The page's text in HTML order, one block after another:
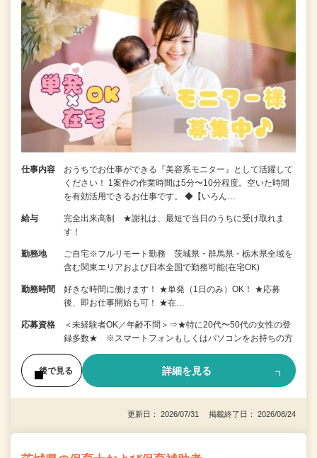
仕事内容
おうちでお仕事ができる『美容系モニター』として活躍して
ください！ 1案件の作業時間は5分〜10分程度。空いた時間
を有効活用できるお仕事です。 ◆【いろん…
給与
完全出来高制 ★謝礼は、最短で当日のうちに受け取れま
す！
勤務地
ご自宅※フルリモート勤務 茨城県・群馬県・栃木県全域を
含む関東エリアおよび日本全国で勤務可能(在宅OK)
勤務時間
好きな時間に働けます！ ★単発（1日のみ）OK！ ★応募
後、即お仕事開始も可！ ★在…
応募資格
＜未経験者OK／年齢不問＞⇒★特に20代〜50代の女性の登
録多数★ ※スマートフォンもしくはパソコンをお持ちの方
後で見る 詳細を見る
更新日： 2026/07/31 掲載終了日： 2026/08/24